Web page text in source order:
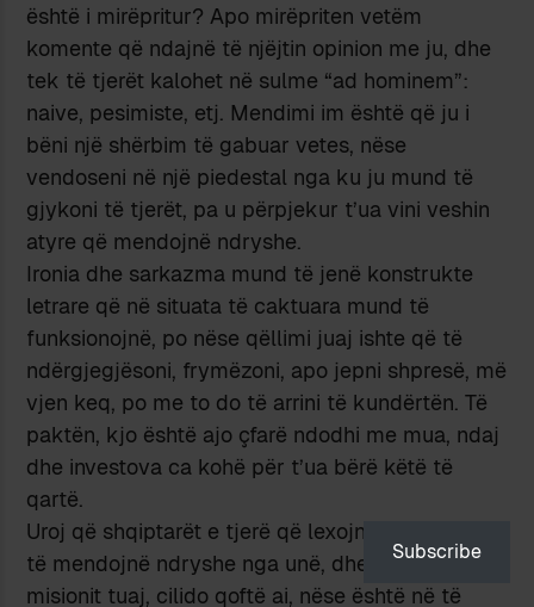
është i mirëpritur? Apo mirëpriten vetëm
komente që ndajnë të njëjtin opinion me ju, dhe
tek të tjerët kalohet në sulme “ad hominem”:
naive, pesimiste, etj. Mendimi im është që ju i
bëni një shërbim të gabuar vetes, nëse
vendoseni në një piedestal nga ku ju mund të
gjykoni të tjerët, pa u përpjekur t’ua vini veshin
atyre që mendojnë ndryshe.
Ironia dhe sarkazma mund të jenë konstrukte
letrare që në situata të caktuara mund të
funksionojnë, po nëse qëllimi juaj ishte që të
ndërgjegjësoni, frymëzoni, apo jepni shpresë, më
vjen keq, po me to do të arrini të kundërtën. Të
paktën, kjo është ajo çfarë ndodhi me mua, ndaj
dhe investova ca kohë për t’ua bërë këtë të
qartë.
Uroj që shqiptarët e tjerë që lexojnë këtë blog,
të mendojnë ndryshe nga unë, dhe ju t’ia arrini
misionit tuaj, cilido qoftë ai, nëse është në të
Subscribe